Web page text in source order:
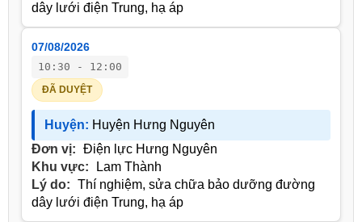
dây lưới điện Trung, hạ áp
07/08/2026
10:30 - 12:00
ĐÃ DUYỆT
Huyện: Huyện Hưng Nguyên
Đơn vị: Điện lực Hưng Nguyên
Khu vực:
Lam Thành
Lý do: Thí nghiệm, sửa chữa bảo dưỡng đường
dây lưới điện Trung, hạ áp